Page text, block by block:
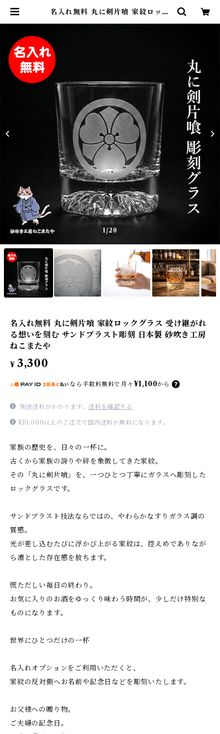
名入れ無料 丸に剣片喰 家紋ロック
1/20
名入れ無料 丸に剣片喰 家紋ロックグラス 受け継がれ
る想いを刻む サンドブラスト彫刻 日本製 砂吹き工房
ねこまたや
¥ 3,300
なら 手数料無料で 月々 ¥1,100から
別途送料がかかります。送料を確認する
¥10,000以上のご注文で国内送料が無料になります。
家族の歴史を、日々の一杯に。
古くから家族の誇りや絆を象徴してきた家紋。
その「丸に剣片喰」を、一つひとつ丁寧にガラスへ彫刻した
ロックグラスです。
サンドブラスト技法ならではの、やわらかなすりガラス調の
質感。
光が差し込むたびに浮かび上がる家紋は、控えめでありなが
ら凛とした存在感を放ちます。
慌ただしい毎日の終わり。
お気に入りのお酒をゆっくり味わう時間が、少しだけ特別な
ものになります。
世界にひとつだけの一杯
名入れオプションをご利用いただくと、
家紋の反対側へお名前や記念日などを彫刻いたします。
お父様への贈り物。
ご夫婦の記念日。